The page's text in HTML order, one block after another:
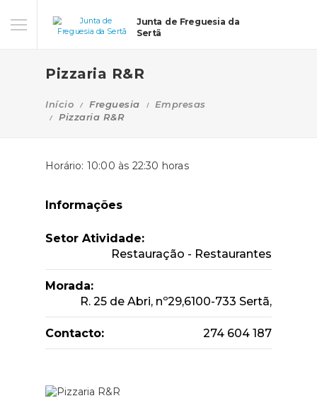
Junta de Freguesia da
Sertã
Pizzaria R&R
Início Freguesia
Empresas
Pizzaria R&R
Horário: 10:00 às 22:30 horas
Informações
Setor Atividade:
Restauração - Restaurantes
Morada:
R. 25 de Abri, nº29,6100-733 Sertã,
Contacto: 274 604 187